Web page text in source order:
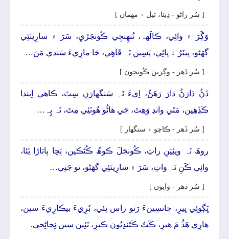
[ سُر راڻو - ڏِيئا، تيل ۽ مھمان ]
وَڳَرَ ۾ وائِي، ڪالَهہ، تُنھِنجِي ڪُونجَڙيِ، سَرَ ۾ سارِينَئِي
گهَڻو، ڀينَرُ ۽ ڀائِي، پَسِين نَہ ڦاھِي، جَا مارِيءَ سَندي مَنَ…
[ سُر ڏھر - وڳرين ڪُونجون ]
ڌَڻُ ڌارَڻُ ڌارَ رَھَڻُ، اِيءَ نَہ سَنگهارَنِ سِٽَ، ڪاھي اِيندا
ڪَڏِھِين، مَٿي وانڍ وَھِٽَ، جَي ھاڻُو ھُونَئِي مِٽَ، تَہ پِہ…
[ سُر ڏھر - ڪاڇو ۽ سنگهار ]
روھَ نَہ ويئِيَنِ راتِ، ڪُونجَلَ ڪوھُ ڪُڻڪين، ٻَچا ٻاتاڙا ٿِئا،
وائِي ڪَنِ نَہ واتِ، سَرَ ۾ سارِينَئِي گهَڻو، تو جَنِي…
[ سُر ڏھر - وايون ]
ڀَڳوئِي ڀيرِ، جانسِينءَ رَتو راس ٿِئي، بُرِيءَ بيڪارِيءَ سين،
ھارِي ھَڏُ مَ ھيرِ، ڪَتُ ڪَتَندِيُون ڪيرِ، نَئِين سين نِڃاڻِجي.